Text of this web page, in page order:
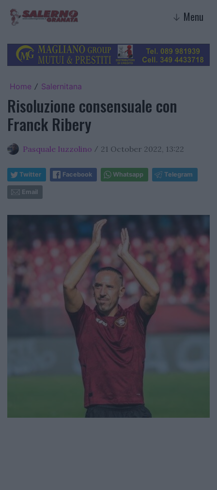
↓ Menu
Home / Salernitana
Risoluzione consensuale con
Franck Ribery
Pasquale Iuzzolino / 21 October 2022, 13:22
Twitter Facebook Whatsapp Telegram
Email